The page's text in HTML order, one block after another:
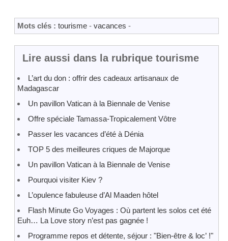
Mots clés : tourisme - vacances -
Lire aussi dans la rubrique tourisme
L’art du don : offrir des cadeaux artisanaux de
Madagascar
Un pavillon Vatican à la Biennale de Venise
Offre spéciale Tamassa-Tropicalement Vôtre
Passer les vacances d’été à Dénia
TOP 5 des meilleures criques de Majorque
Un pavillon Vatican à la Biennale de Venise
Pourquoi visiter Kiev ?
L’opulence fabuleuse d’Al Maaden hôtel
Flash Minute Go Voyages : Où partent les solos cet été
Euh… La Love story n’est pas gagnée !
Programme repos et détente, séjour : "Bien-être & loc’ !"